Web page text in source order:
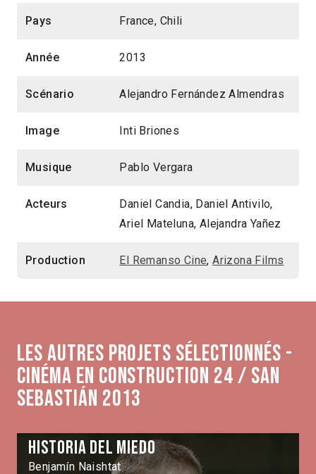
Pays France, Chili
Année 2013
Scénario Alejandro Fernández Almendras
Image Inti Briones
Musique Pablo Vergara
Acteurs
Daniel Candia, Daniel Antivilo,
Ariel Mateluna, Alejandra Yañez
Production El Remanso Cine,Arizona Films
Les autres projets sélectionnés -
Cinéma en construction 24 / San
Sebastián 2013
Historia del miedo
Benjamín Naishtat